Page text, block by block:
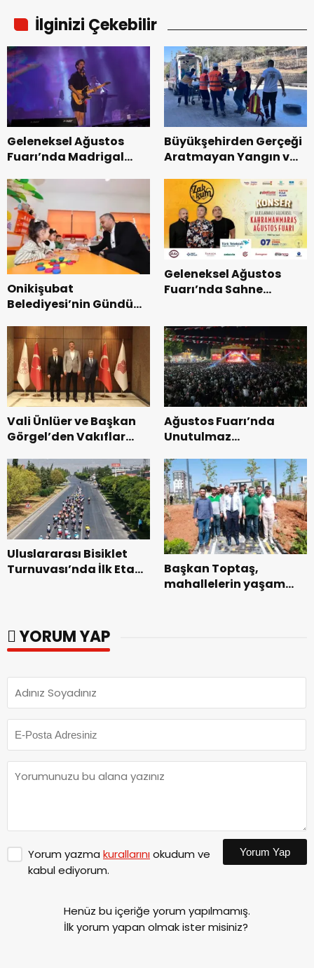
İlginizi Çekebilir
Geleneksel Ağustos
Fuarı’nda Madrigal
Büyükşehirden Gerçeği
Aratmayan Yangın ve
Onikişubat
Belediyesi’nin Gündüz
dönemin ön kayıtları
başladı.
Geleneksel Ağustos
Fuarı’nda Sahne
Vali Ünlüer ve Başkan
Görgel’den Vakıflar
ziyaret.
Ağustos Fuarı’nda
Unutulmaz
Uluslararası Bisiklet
Turnuvası’nda İlk Etap
Başkan Toptaş,
mahallelerin yaşam
YORUM YAP
Yorum yazma kurallarınıokudum ve
kabul ediyorum.
Yorum Yap
Henüz bu içeriğe yorum yapılmamış.
İlk yorum yapan olmak ister misiniz?